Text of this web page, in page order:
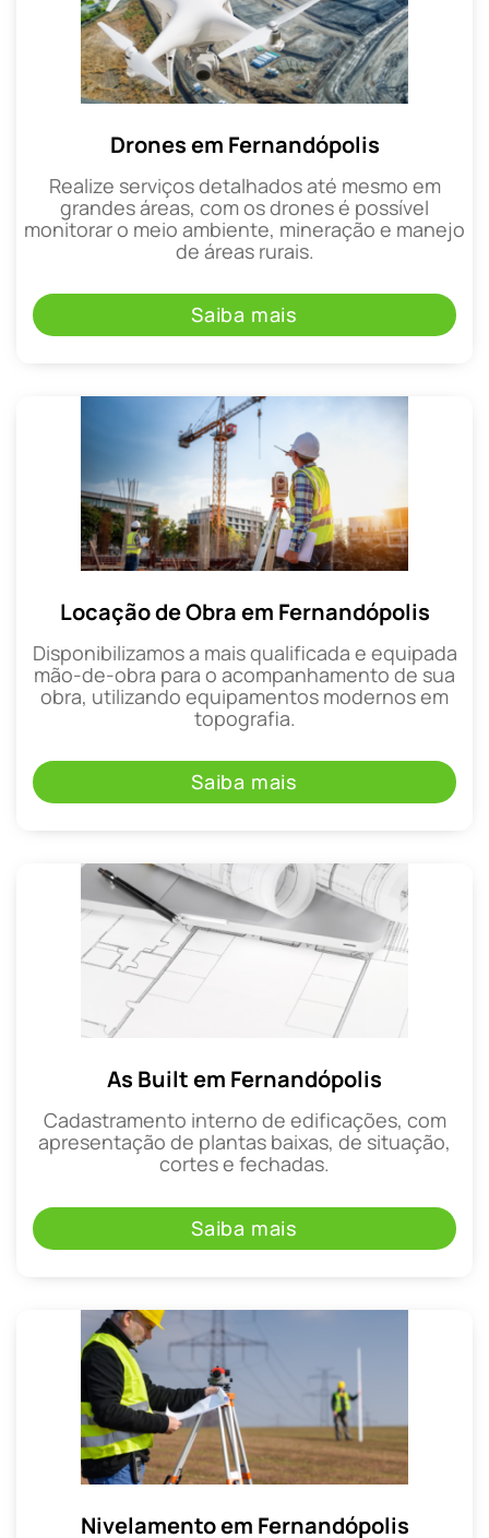
Drones em Fernandópolis
Realize serviços detalhados até mesmo em
grandes áreas, com os drones é possível
monitorar o meio ambiente, mineração e manejo
de áreas rurais.
Saiba mais
Locação de Obra em Fernandópolis
Disponibilizamos a mais qualificada e equipada
mão-de-obra para o acompanhamento de sua
obra, utilizando equipamentos modernos em
topografia.
Saiba mais
As Built em Fernandópolis
Cadastramento interno de edificações, com
apresentação de plantas baixas, de situação,
cortes e fechadas.
Saiba mais
Nivelamento em Fernandópolis